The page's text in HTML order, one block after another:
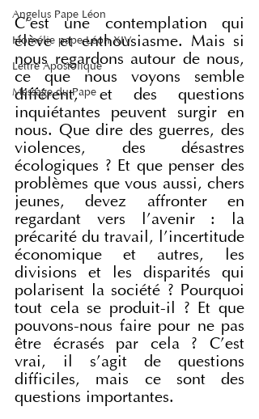
Angelus Pape Léon
Homélie pape Léon XIV
Lettre Apostolique
Message du Pape
C’est une contemplation qui
élève et enthousiasme. Mais si
nous regardons autour de nous,
ce que nous voyons semble
différent, et des questions
inquiétantes peuvent surgir en
nous. Que dire des guerres, des
violences, des désastres
écologiques ? Et que penser des
problèmes que vous aussi, chers
jeunes, devez affronter en
regardant vers l’avenir : la
précarité du travail, l’incertitude
économique et autres, les
divisions et les disparités qui
polarisent la société ? Pourquoi
tout cela se produit-il ? Et que
pouvons-nous faire pour ne pas
être écrasés par cela ? C’est
vrai, il s’agit de questions
difficiles, mais ce sont des
questions importantes.